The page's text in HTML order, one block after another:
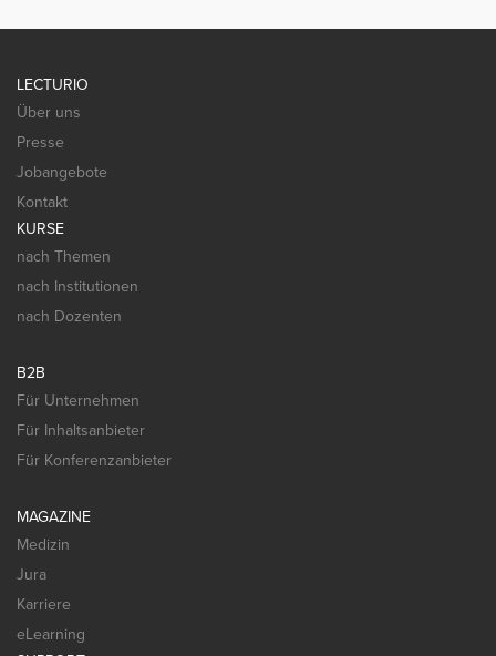
LECTURIO
Über uns
Presse
Jobangebote
Kontakt
KURSE
nach Themen
nach Institutionen
nach Dozenten
B2B
Für Unternehmen
Für Inhaltsanbieter
Für Konferenzanbieter
MAGAZINE
Medizin
Jura
Karriere
eLearning